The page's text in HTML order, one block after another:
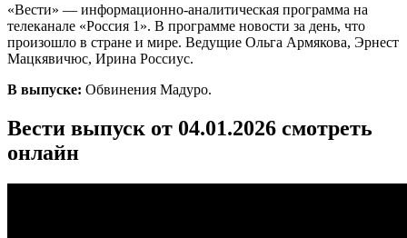
«Вести» — информационно-аналитическая программа на
телеканале «Россия 1». В программе новости за день, что
произошло в стране и мире. Ведущие Ольга Армякова, Эрнест
Мацкявичюс, Ирина Россиус.
В выпуске: Обвинения Мадуро.
Вести выпуск от 04.01.2026 смотреть
онлайн